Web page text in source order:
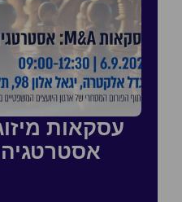
עסקאות